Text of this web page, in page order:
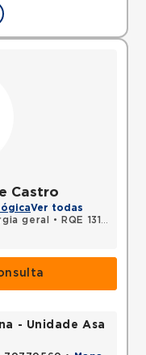
Castro
Ver todas
geral •
RQE 13194 - Cancerologia/cancerologia cirúrgica
- Unidade Asa